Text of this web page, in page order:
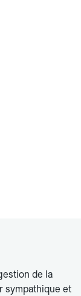
de la
sympathique et